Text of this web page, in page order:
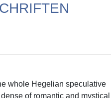
whole Hegelian speculative
of romantic and mystical